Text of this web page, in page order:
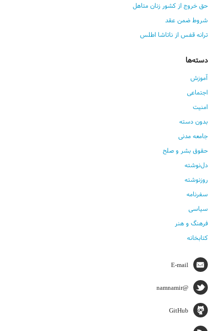
حق خروج از کشور زنان متاهل
شروط ضمن عقد
ترانه قفس از ناتاشا اطلس
دسته‌ها
آموزش
اجتماعی
امنیت
بدون دسته
جامعه مدنی
حقوق بشر و صلح
دل‌نوشته
روزنوشته
سفرنامه
سیاسی
فرهنگ و هنر
کتابخانه
E-mail
@namnamir
GitHub